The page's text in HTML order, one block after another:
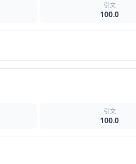
引文
100.0
引文
100.0